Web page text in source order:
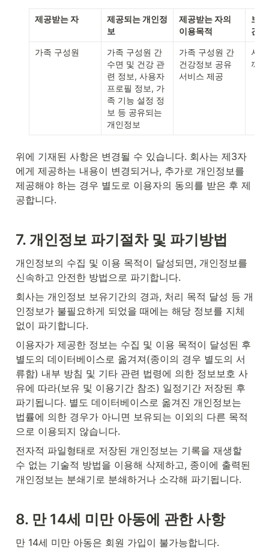
제공받는 자
제공되는 개인정
보
제공받는 자의
이용목적
보
간
가족 구성원
가족 구성원 간
수면 및 건강 관
련 정보, 사용자
프로필 정보, 가
족 기능 설정 정
보 등 공유되는
개인정보
가족 구성원 간
건강정보 공유
서비스 제공
서
까지
위에 기재된 사항은 변경될 수 있습니다. 회사는 제3자
에게 제공하는 내용이 변경되거나, 추가로 개인정보를
제공해야 하는 경우 별도로 이용자의 동의를 받은 후 제
공합니다.
7. 개인정보 파기절차 및 파기방법
개인정보의 수집 및 이용 목적이 달성되면, 개인정보를
신속하고 안전한 방법으로 파기합니다.
회사는 개인정보 보유기간의 경과, 처리 목적 달성 등 개
인정보가 불필요하게 되었을 때에는 해당 정보를 지체
없이 파기합니다.
이용자가 제공한 정보는 수집 및 이용 목적이 달성된 후
별도의 데이터베이스로 옮겨져(종이의 경우 별도의 서
류함) 내부 방침 및 기타 관련 법령에 의한 정보보호 사
유에 따라(보유 및 이용기간 참조) 일정기간 저장된 후
파기됩니다. 별도 데이터베이스로 옮겨진 개인정보는
법률에 의한 경우가 아니면 보유되는 이외의 다른 목적
으로 이용되지 않습니다.
전자적 파일형태로 저장된 개인정보는 기록을 재생할
수 없는 기술적 방법을 이용해 삭제하고, 종이에 출력된
개인정보는 분쇄기로 분쇄하거나 소각해 파기됩니다.
8. 만 14세 미만 아동에 관한 사항
만 14세 미만 아동은 회원 가입이 불가능합니다.